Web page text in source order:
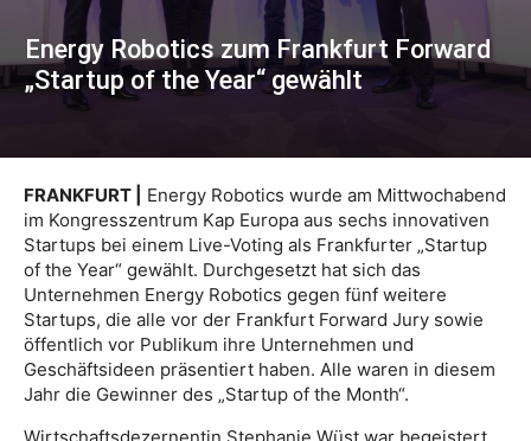
Energy Robotics zum Frankfurt Forward
„Startup of the Year“ gewählt
FRANKFURT |
Energy Robotics wurde am Mittwochabend
im Kongresszentrum Kap Europa aus sechs innovativen
Startups bei einem Live-Voting als Frankfurter „Startup
of the Year“ gewählt. Durchgesetzt hat sich das
Unternehmen Energy Robotics gegen fünf weitere
Startups, die alle vor der Frankfurt Forward Jury sowie
öffentlich vor Publikum ihre Unternehmen und
Geschäftsideen präsentiert haben. Alle waren in diesem
Jahr die Gewinner des „Startup of the Month“.